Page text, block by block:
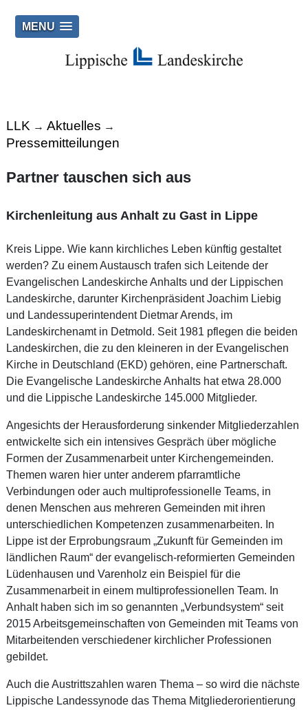
MENU
LLK → Aktuelles →
Pressemitteilungen
Partner tauschen sich aus
Kirchenleitung aus Anhalt zu Gast in Lippe
Kreis Lippe. Wie kann kirchliches Leben künftig gestaltet
werden? Zu einem Austausch trafen sich Leitende der
Evangelischen Landeskirche Anhalts und der Lippischen
Landeskirche, darunter Kirchenpräsident Joachim Liebig
und Landessuperintendent Dietmar Arends, im
Landeskirchenamt in Detmold. Seit 1981 pflegen die beiden
Landeskirchen, die zu den kleineren in der Evangelischen
Kirche in Deutschland (EKD) gehören, eine Partnerschaft.
Die Evangelische Landeskirche Anhalts hat etwa 28.000
und die Lippische Landeskirche 145.000 Mitglieder.
Angesichts der Herausforderung sinkender Mitgliederzahlen
entwickelte sich ein intensives Gespräch über mögliche
Formen der Zusammenarbeit unter Kirchengemeinden.
Themen waren hier unter anderem pfarramtliche
Verbindungen oder auch multiprofessionelle Teams, in
denen Menschen aus mehreren Gemeinden mit ihren
unterschiedlichen Kompetenzen zusammenarbeiten. In
Lippe ist der Erprobungsraum „Zukunft für Gemeinden im
ländlichen Raum“ der evangelisch-reformierten Gemeinden
Lüdenhausen und Varenholz ein Beispiel für die
Zusammenarbeit in einem multiprofessionellen Team. In
Anhalt haben sich im so genannten „Verbundsystem“ seit
2015 Arbeitsgemeinschaften von Gemeinden mit Teams von
Mitarbeitenden verschiedener kirchlicher Professionen
gebildet.
Auch die Austrittszahlen waren Thema – so wird die nächste
Lippische Landessynode das Thema Mitgliederorientierung